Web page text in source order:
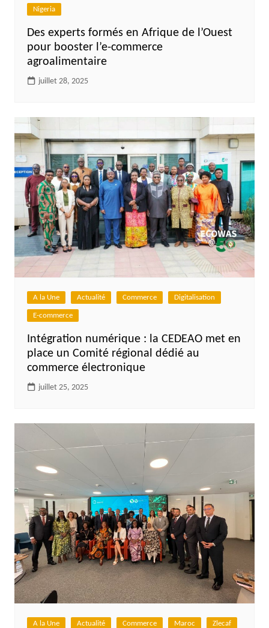
Nigeria
Des experts formés en Afrique de l’Ouest
pour booster l’e-commerce
agroalimentaire
juillet 28, 2025
A la Une Actualité Commerce Digitalisation
E-commerce
Intégration numérique : la CEDEAO met en
place un Comité régional dédié au
commerce électronique
juillet 25, 2025
A la Une Actualité Commerce Maroc Zlecaf